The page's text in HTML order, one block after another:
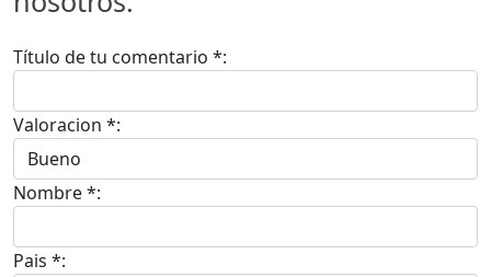
Título de tu comentario *:
Valoracion *:
Nombre *:
Pais *: